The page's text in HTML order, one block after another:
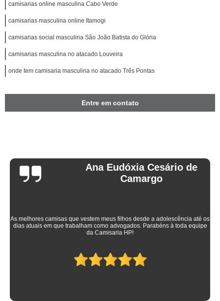
camisarias online masculina Cabo Verde
camisarias masculina online Itamogi
camisarias social masculina São João Batista do Glória
camisarias masculina no atacado Louveira
onde tem camisaria masculina no atacado Três Pontas
Entre em contato
Ana Eudóxia Cesário de
Camargo
As melhores camisas que vestem meus filhos desde a adolescência até os
dias atuais em que trabalham como advogados. Parabéns à toda equipe
da Camisaria HP!